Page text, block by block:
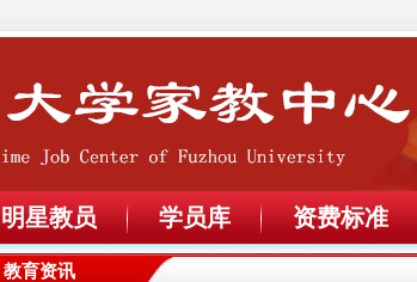
明星教员 学员库 资费标准
教育资讯